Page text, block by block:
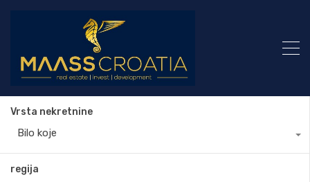
Vrsta nekretnine
Bilo koje
regija